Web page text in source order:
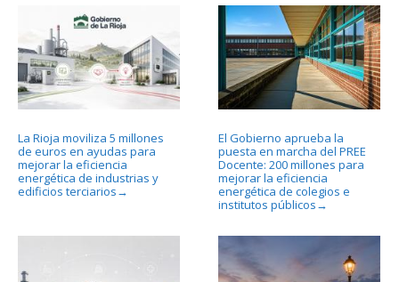
La Rioja moviliza 5 millones
de euros en ayudas para
mejorar la eficiencia
energética de industrias y
edificios terciarios →
El Gobierno aprueba la
puesta en marcha del PREE
Docente: 200 millones para
mejorar la eficiencia
energética de colegios e
institutos públicos →